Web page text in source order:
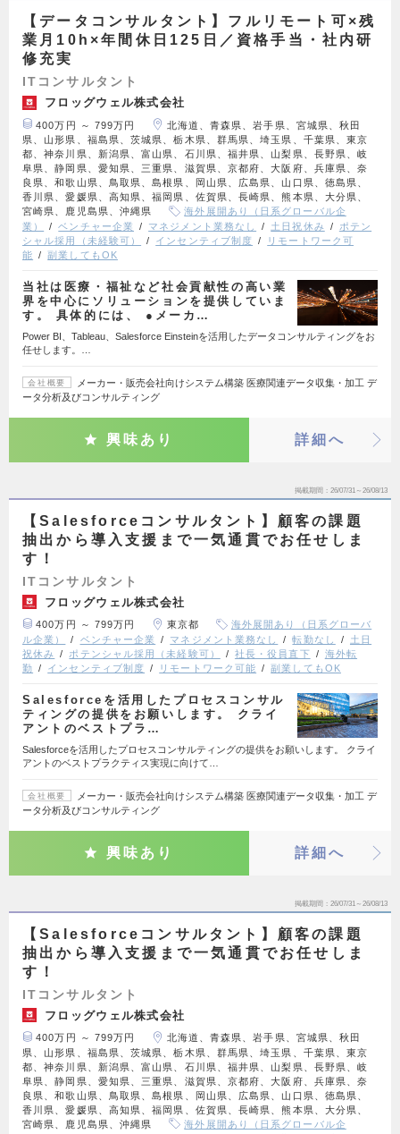
【データコンサルタント】フルリモート可×残
業月10h×年間休日125日／資格手当・社内研
修充実
ITコンサルタント
フロッグウェル株式会社
400万円 ～ 799万円
北海道、青森県、岩手県、宮城県、秋田
県、山形県、福島県、茨城県、栃木県、群馬県、埼玉県、千葉県、東京
都、神奈川県、新潟県、富山県、石川県、福井県、山梨県、長野県、岐
阜県、静岡県、愛知県、三重県、滋賀県、京都府、大阪府、兵庫県、奈
良県、和歌山県、鳥取県、島根県、岡山県、広島県、山口県、徳島県、
香川県、愛媛県、高知県、福岡県、佐賀県、長崎県、熊本県、大分県、
宮崎県、鹿児島県、沖縄県
海外展開あり（日系グローバル企
業）
ベンチャー企業 マネジメント業務なし 土日祝休み
ポテン
シャル採用（未経験可）
インセンティブ制度
リモートワーク可
能
副業してもOK
当社は医療・福祉など社会貢献性の高い業
界を中心にソリューションを提供していま
す。 具体的には、 ●メーカ…
Power BI、Tableau、Salesforce Einsteinを活用したデータコンサルティングをお
任せします。…
会社概要
メーカー・販売会社向けシステム構築 医療関連データ収集・加工 デ
ータ分析及びコンサルティング
興味あり 詳細へ
掲載期間 26/07/31～26/08/13
【Salesforceコンサルタント】顧客の課題
抽出から導入支援まで一気通貫でお任せしま
す！
ITコンサルタント
フロッグウェル株式会社
400万円 ～ 799万円 東京都
海外展開あり（日系グローバ
ル企業）
ベンチャー企業 マネジメント業務なし 転勤なし
土日
祝休み
ポテンシャル採用（未経験可） 社長・役員直下
海外転
勤
インセンティブ制度 リモートワーク可能 副業してもOK
Salesforceを活用したプロセスコンサル
ティングの提供をお願いします。 クライ
アントのベストプラ…
Salesforceを活用したプロセスコンサルティングの提供をお願いします。 クライ
アントのベストプラクティス実現に向けて…
会社概要
メーカー・販売会社向けシステム構築 医療関連データ収集・加工 デ
ータ分析及びコンサルティング
興味あり 詳細へ
掲載期間 26/07/31～26/08/13
【Salesforceコンサルタント】顧客の課題
抽出から導入支援まで一気通貫でお任せしま
す！
ITコンサルタント
フロッグウェル株式会社
400万円 ～ 799万円
北海道、青森県、岩手県、宮城県、秋田
県、山形県、福島県、茨城県、栃木県、群馬県、埼玉県、千葉県、東京
都、神奈川県、新潟県、富山県、石川県、福井県、山梨県、長野県、岐
阜県、静岡県、愛知県、三重県、滋賀県、京都府、大阪府、兵庫県、奈
良県、和歌山県、鳥取県、島根県、岡山県、広島県、山口県、徳島県、
香川県、愛媛県、高知県、福岡県、佐賀県、長崎県、熊本県、大分県、
宮崎県、鹿児島県、沖縄県
海外展開あり（日系グローバル企